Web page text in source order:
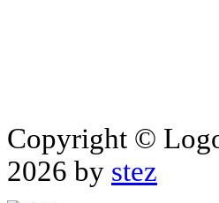
Copyright ©
2026 by stez